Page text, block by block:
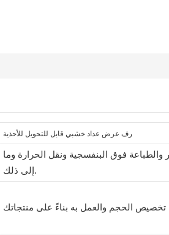
والطباعة فوق البنفسجية ونقل الحرارة وما
إلى ذلك.